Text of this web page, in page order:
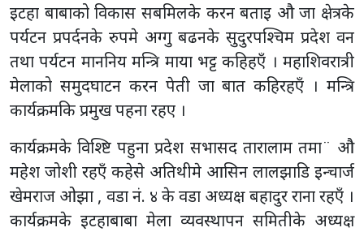
इटहा बाबाको विकास सबमिलके करन बताइ औ जा क्षेत्रके
पर्यटन प्रपर्दनके रुपमे अग्गु बढनके सुदुरपश्चिम प्रदेश वन
तथा पर्यटन माननिय मन्त्रि माया भट्ट कहिहएँ । महाशिवरात्री
मेलाको समुदघाटन करन पेती जा बात कहिरहएँ । मन्त्रि
कार्यक्रमकि प्रमुख पहना रहए ।
कार्यक्रमके विश्ष्टि पहुना प्रदेश सभासद तारालाम तमा¨ औ
महेश जोशी रहएँ कहेसे अतिथीमे आसिन लालझाडि इन्चार्ज
खेमराज ओझा , वडा नं. ४ के वडा अध्यक्ष बहादुर राना रहएँ ।
कार्यक्रमके इटहाबाबा मेला व्यवस्थापन समितीके अध्यक्ष